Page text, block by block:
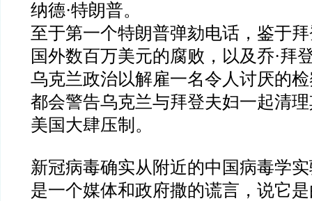
纳德·特朗普。
至于第一个特朗普弹劾电话，鉴于
国外数百万美元的腐败，以及乔·拜
乌克兰政治以解雇一名令人讨厌的
都会警告乌克兰与拜登夫妇一起清
美国大肆压制。
新冠病毒确实从附近的中国病毒学
是一个媒体和政府撒的谎言，说它